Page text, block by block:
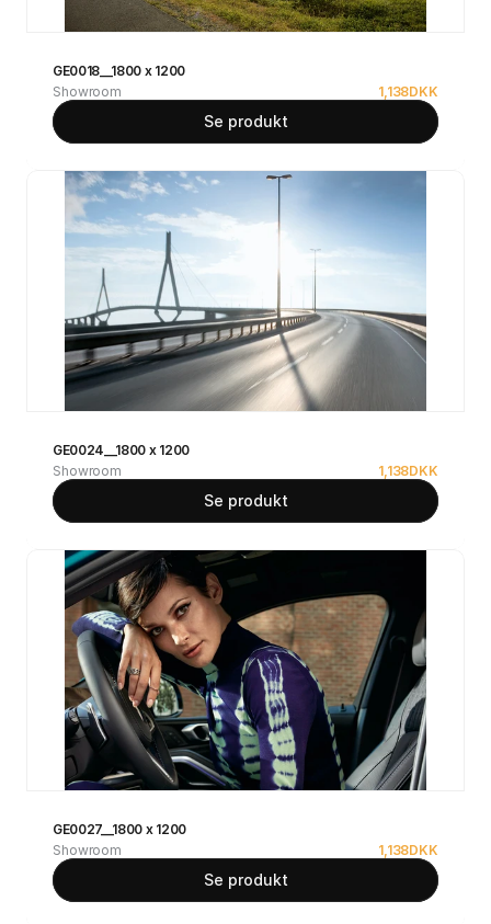
GE0018__1800 x 1200
Showroom
1,138DKK
Se produkt
GE0024__1800 x 1200
Showroom
1,138DKK
Se produkt
GE0027__1800 x 1200
Showroom
1,138DKK
Se produkt